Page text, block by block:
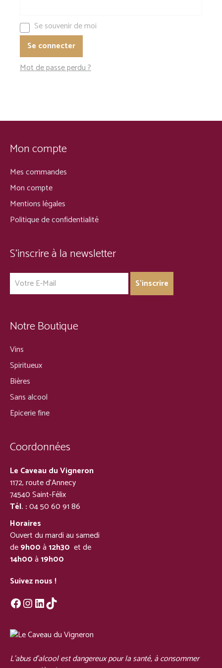
Se souvenir de moi
Se connecter
Mot de passe perdu ?
Mon compte
Mes commandes
Mon compte
Mentions légales
Politique de confidentialité
S’inscrire à la newsletter
Notre Boutique
Vins
Spiritueux
Bières
Sans alcool
Epicerie fine
Coordonnées
Le Caveau du Vigneron
1172, route d’Annecy
74540 Saint-Félix
Tél. :04 50 60 91 86
Horaires
Ouvert du mardi au samedi
de9h00à12h30 et de
14h00à19h00
Suivez nous !
Facebook
Instagram
LinkedIn
TikTok
L'abus d'alcool est dangereux pour la santé, à consommer